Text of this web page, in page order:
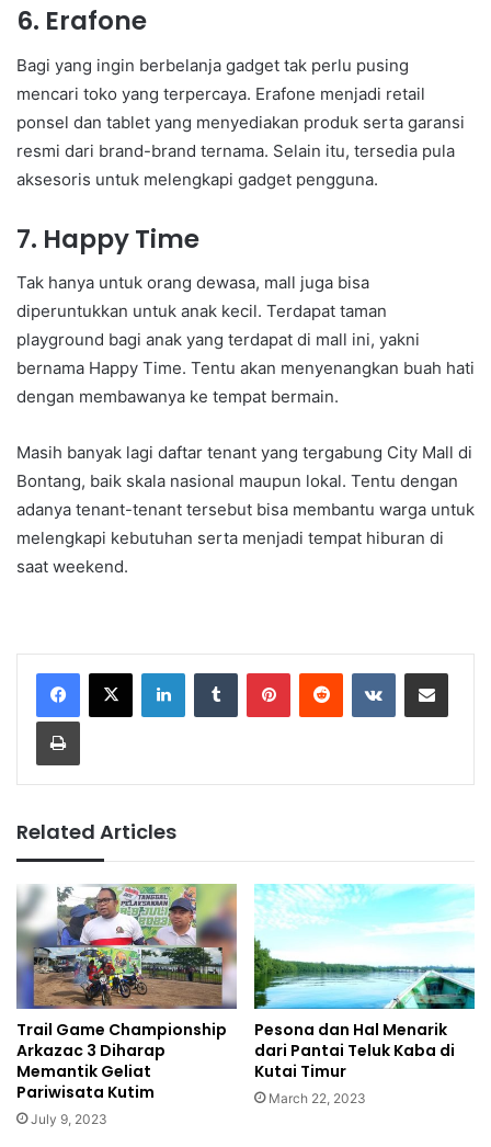
6. Erafone
Bagi yang ingin berbelanja gadget tak perlu pusing
mencari toko yang terpercaya. Erafone menjadi retail
ponsel dan tablet yang menyediakan produk serta garansi
resmi dari brand-brand ternama. Selain itu, tersedia pula
aksesoris untuk melengkapi gadget pengguna.
7. Happy Time
Tak hanya untuk orang dewasa, mall juga bisa
diperuntukkan untuk anak kecil. Terdapat taman
playground bagi anak yang terdapat di mall ini, yakni
bernama Happy Time. Tentu akan menyenangkan buah hati
dengan membawanya ke tempat bermain.
Masih banyak lagi daftar tenant yang tergabung City Mall di
Bontang, baik skala nasional maupun lokal. Tentu dengan
adanya tenant-tenant tersebut bisa membantu warga untuk
melengkapi kebutuhan serta menjadi tempat hiburan di
saat weekend.
LinkedInTumblr PinterestReddit VKontakteShare via Email
Print
Related Articles
Trail Game Championship
Arkazac 3 Diharap
Memantik Geliat
Pariwisata Kutim
July 9, 2023
Pesona dan Hal Menarik
dari Pantai Teluk Kaba di
Kutai Timur
March 22, 2023